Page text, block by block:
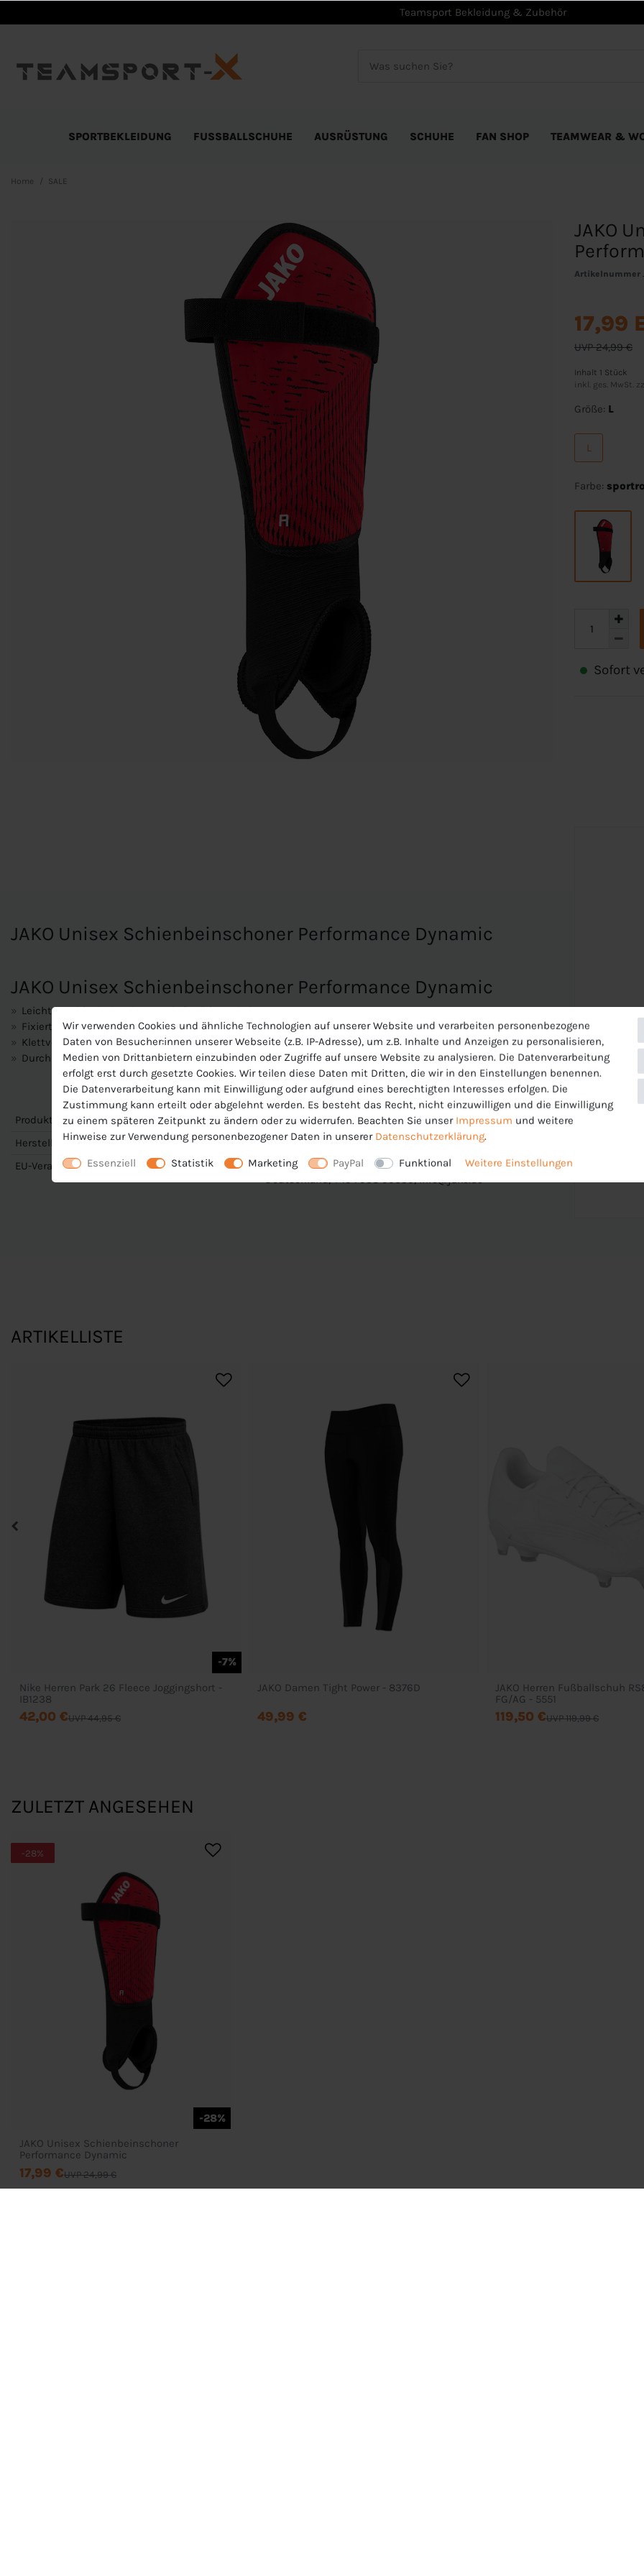
Teamsport Bekleidung & Zubehör
SPORTBEKLEIDUNG FUSSBALLSCHUHE AUSRÜSTUNG SCHUHE FAN SHOP TEAMWEAR &
Home SALE
JAKO
Artikelnummer
UVP 24,99 €
17,99
Inhalt 1 Stück
inkl. ges. MwSt.
Größe: L
L
Farbe:
Sofort
JAKO Unisex Schienbeinschoner Performance Dynamic
JAKO Unisex Schienbeinschoner Performance Dynamic
Leichter Schienbeinschoner mit flexibler Schale
Fixierter Knöchelschutz für optimalen Schutz
Klettverschluss auf der Vorderseite
Durch vertikalen Einsatz von Stäbchen ist eine flexible Anpassung an das Schienbein gewährleistet
Produktnummer
J-2767-U
Hersteller
Jako
EU-Verantwortlicher
JAKO AG, Amtstrasse 82 , 74673 Mulfingen ,
ARTIKELLISTE
-7%
Nike Herren Park 26 Fleece Joggingshort -
IB1238
UVP 44,95 €
42,00 €
JAKO Damen Tight Power - 8376D
49,99 €
JAKO Herren Fußballschuh
FG/AG - 5551
UVP 119,99 €
119,50 €
ZULETZT ANGESEHEN
-28%
-28%
JAKO Unisex Schienbeinschoner
Performance Dynamic
UVP 24,99 €
17,99 €
Wir verwenden Cookies und ähnliche Technologien auf unserer Website und verarbeiten personenbezogene
Daten von Besucher:innen unserer Webseite (z.B. IP-Adresse), um z.B. Inhalte und Anzeigen zu personalisieren,
Medien von Drittanbietern einzubinden oder Zugriffe auf unsere Website zu analysieren. Die Datenverarbeitung
erfolgt erst durch gesetzte Cookies. Wir teilen diese Daten mit Dritten, die wir in den Einstellungen benennen.
Die Datenverarbeitung kann mit Einwilligung oder aufgrund eines berechtigten Interesses erfolgen. Die
Zustimmung kann erteilt oder abgelehnt werden. Es besteht das Recht, nicht einzuwilligen und die Einwilligung
zu einem späteren Zeitpunkt zu ändern oder zu widerrufen. Beachten Sie unser Impressum und weitere
Hinweise zur Verwendung personenbezogener Daten in unserer Daten­schutz­erklärung.
Essenziell Statistik Marketing PayPal Funktional Weitere Einstellungen